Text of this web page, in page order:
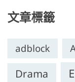
文章標籤
adblock
Drama